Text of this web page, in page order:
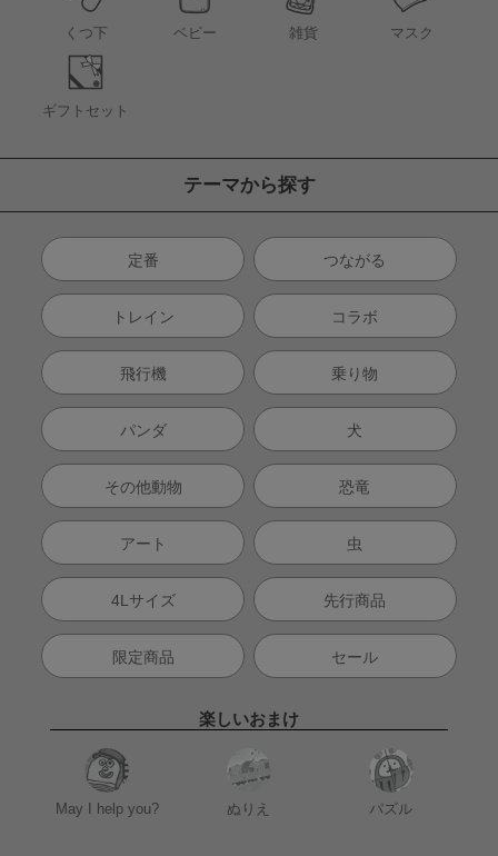
くつ下 ベビー 雑貨 マスク
ギフトセット
テーマから探す
定番 つながる
トレイン コラボ
飛行機 乗り物
パンダ 犬
その他動物 恐竜
アート 虫
4Lサイズ 先行商品
限定商品 セール
楽しいおまけ
May I help you? ぬりえ パズル